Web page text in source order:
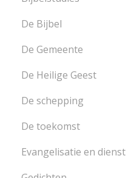
De Bijbel
De Gemeente
De Heilige Geest
De schepping
De toekomst
Evangelisatie en dienst